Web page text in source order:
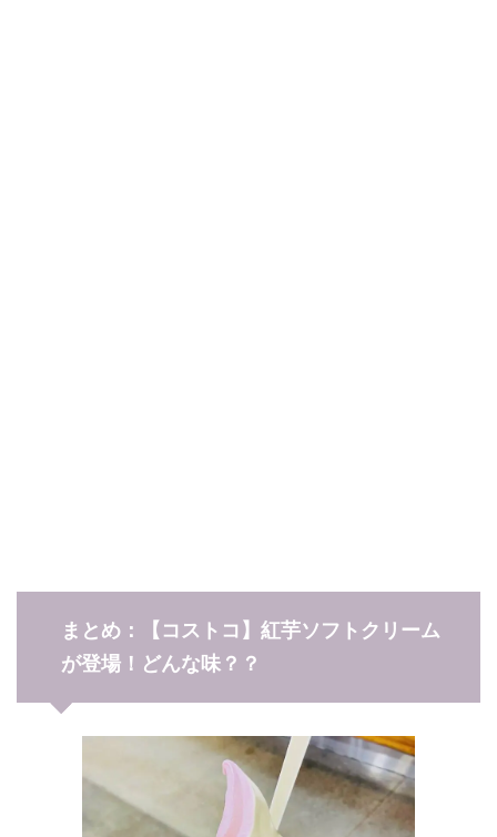
まとめ：【コストコ】紅芋ソフトクリーム
が登場！どんな味？？